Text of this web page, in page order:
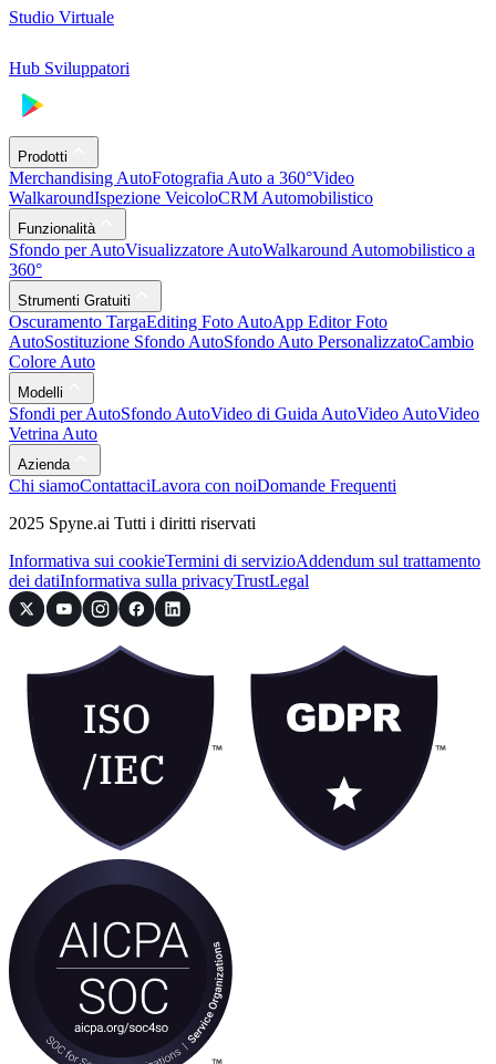
Studio Virtuale
Hub Sviluppatori
Prodotti
Merchandising AutoFotografia Auto a 360°Video
WalkaroundIspezione VeicoloCRM Automobilistico
Funzionalità
Sfondo per AutoVisualizzatore AutoWalkaround Automobilistico a
360°
Strumenti Gratuiti
Oscuramento TargaEditing Foto AutoApp Editor Foto
AutoSostituzione Sfondo AutoSfondo Auto PersonalizzatoCambio
Colore Auto
Modelli
Sfondi per AutoSfondo AutoVideo di Guida AutoVideo AutoVideo
Vetrina Auto
Azienda
Chi siamoContattaciLavora con noiDomande Frequenti
2025 Spyne.ai Tutti i diritti riservati
Informativa sui cookieTermini di servizioAddendum sul trattamento
dei datiInformativa sulla privacyTrustLegal